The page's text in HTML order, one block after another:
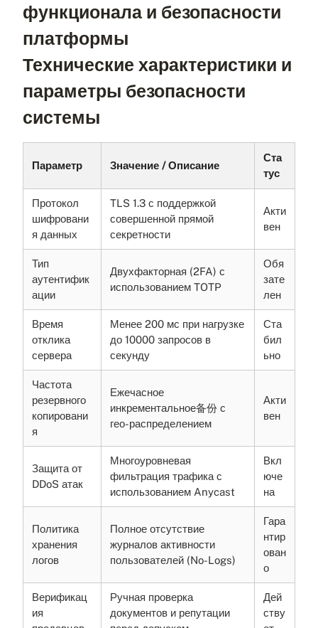
функционала и безопасности
платформы
Технические характеристики и
параметры безопасности
системы
Параметр Значение / Описание
Ста
тус
Протокол
шифровани
я данных
TLS 1.3 с поддержкой
совершенной прямой
секретности
Акти
вен
Тип
аутентифик
ации
Двухфакторная (2FA) с
использованием TOTP
Обя
зате
лен
Время
отклика
сервера
Менее 200 мс при нагрузке
до 10000 запросов в
секунду
Ста
бил
ьно
Частота
резервного
копировани
я
Ежечасное
инкрементальное备份 с
гео-распределением
Акти
вен
Защита от
DDoS атак
Многоуровневая
фильтрация трафика с
использованием Anycast
Вкл
юче
на
Политика
хранения
логов
Полное отсутствие
журналов активности
пользователей (No-Logs)
Гара
нтир
ован
о
Верификац
ия
Ручная проверка
документов и репутации
Дей
ству